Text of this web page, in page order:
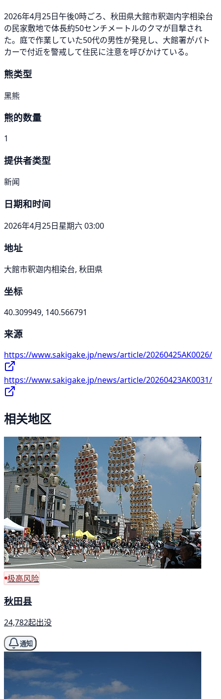
2026年4月25日午後0時ごろ、秋田県大館市釈迦内字相染台
の民家敷地で体長約50センチメートルのクマが目撃され
た。庭で作業していた50代の男性が発見し、大館署がパト
カーで付近を警戒して住民に注意を呼びかけている。
熊类型
黑熊
熊的数量
1
提供者类型
新闻
日期和时间
2026年4月25日星期六 03:00
地址
大館市釈迦内相染台, 秋田県
坐标
40.309949, 140.566791
来源
https://www.sakigake.jp/news/article/20260425AK0026/
https://www.sakigake.jp/news/article/20260423AK0031/
相关地区
极高风险
秋田县
24,782起出没
通知